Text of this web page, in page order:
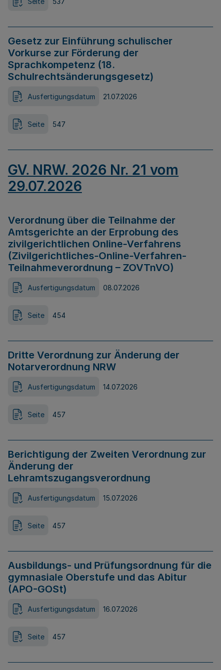
Gesetz zur Einführung schulischer
Vorkurse zur Förderung der
Sprachkompetenz (18.
Schulrechtsänderungsgesetz)
Ausfertigungsdatum 21.07.2026
Seite 547
GV. NRW. 2026 Nr. 21 vom
29.07.2026
Verordnung über die Teilnahme der
Amtsgerichte an der Erprobung des
zivilgerichtlichen Online-Verfahrens
(Zivilgerichtliches-Online-Verfahren-
Teilnahmeverordnung – ZOVTnVO)
Ausfertigungsdatum 08.07.2026
Seite 454
Dritte Verordnung zur Änderung der
Notarverordnung NRW
Ausfertigungsdatum 14.07.2026
Seite 457
Berichtigung der Zweiten Verordnung zur
Änderung der
Lehramtszugangsverordnung
Ausfertigungsdatum 15.07.2026
Seite 457
Ausbildungs- und Prüfungsordnung für die
gymnasiale Oberstufe und das Abitur
(APO-GOSt)
Ausfertigungsdatum 16.07.2026
Seite 457